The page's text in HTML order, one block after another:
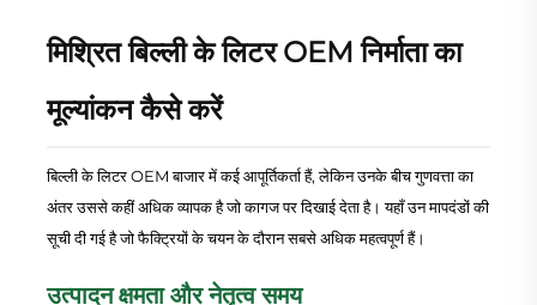
मिश्रित बिल्ली के लिटर OEM निर्माता का
मूल्यांकन कैसे करें
बिल्ली के लिटर OEM बाजार में कई आपूर्तिकर्ता हैं, लेकिन उनके बीच गुणवत्ता का
अंतर उससे कहीं अधिक व्यापक है जो कागज पर दिखाई देता है। यहाँ उन मापदंडों की
सूची दी गई है जो फैक्ट्रियों के चयन के दौरान सबसे अधिक महत्वपूर्ण हैं।
उत्पादन क्षमता और नेतृत्व समय